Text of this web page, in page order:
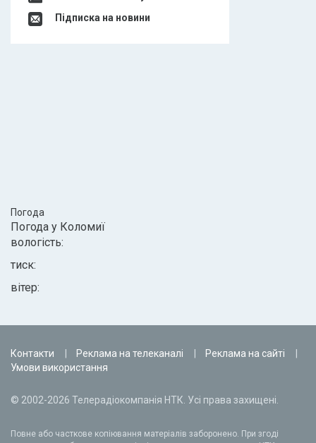
Підписка на новини
Погода
Погода у Коломиї
вологість:
тиск:
вітер:
Контакти Реклама на телеканалі
Реклама на сайті
Умови використання
© 2002-2026 Телерадіокомпанія НТК. Усі права захищені.
Повне або часткове копіювання матеріалів заборонено. При згоді